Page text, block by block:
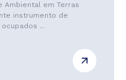
Ambiental em Terras
instrumento de
...